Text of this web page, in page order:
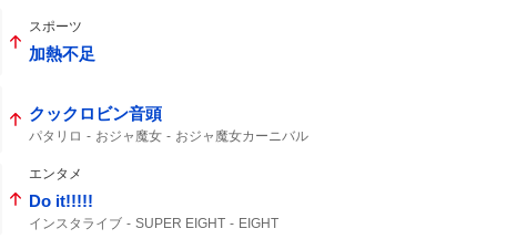
スポーツ
加熱不足
クックロビン音頭
パタリロ おジャ魔女
おジャ魔女カーニバル
エンタメ
Do it!!!!!
インスタライブ SUPER EIGHT
EIGHT